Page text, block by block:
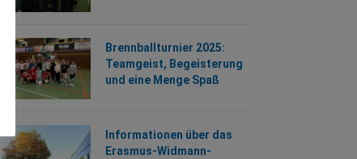
Brennballturnier 2025:
Teamgeist, Begeisterung
und eine Menge Spaß
Informationen über das
Erasmus-Widmann-